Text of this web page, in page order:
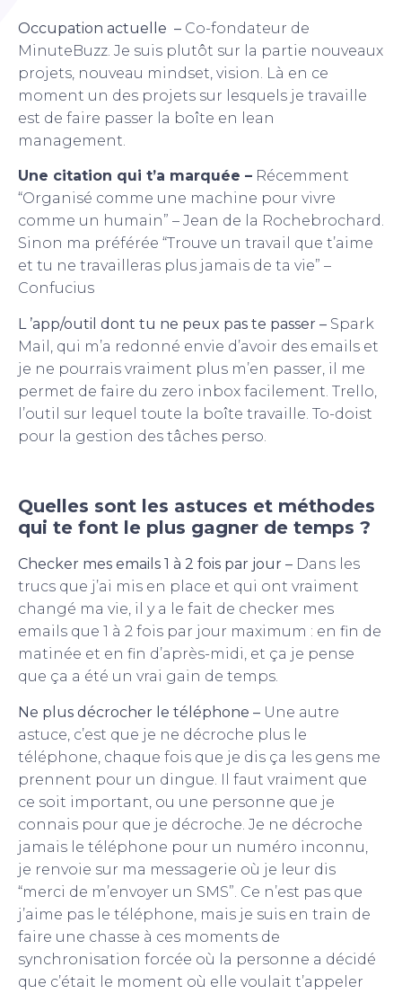
Occupation actuelle – Co-fondateur de
MinuteBuzz. Je suis plutôt sur la partie nouveaux
projets, nouveau mindset, vision. Là en ce
moment un des projets sur lesquels je travaille
est de faire passer la boîte en lean
management.
Une citation qui t’a marquée – Récemment
“Organisé comme une machine pour vivre
comme un humain” – Jean de la Rochebrochard.
Sinon ma préférée “Trouve un travail que t’aime
et tu ne travailleras plus jamais de ta vie” –
Confucius
L ’app/outil dont tu ne peux pas te passer – Spark
Mail, qui m’a redonné envie d’avoir des emails et
je ne pourrais vraiment plus m’en passer, il me
permet de faire du zero inbox facilement. Trello,
l’outil sur lequel toute la boîte travaille. To-doist
pour la gestion des tâches perso.
Quelles sont les astuces et méthodes
qui te font le plus gagner de temps ?
Checker mes emails 1 à 2 fois par jour – Dans les
trucs que j’ai mis en place et qui ont vraiment
changé ma vie, il y a le fait de checker mes
emails que 1 à 2 fois par jour maximum : en fin de
matinée et en fin d’après-midi, et ça je pense
que ça a été un vrai gain de temps.
Ne plus décrocher le téléphone – Une autre
astuce, c’est que je ne décroche plus le
téléphone, chaque fois que je dis ça les gens me
prennent pour un dingue. Il faut vraiment que
ce soit important, ou une personne que je
connais pour que je décroche. Je ne décroche
jamais le téléphone pour un numéro inconnu,
je renvoie sur ma messagerie où je leur dis
“merci de m’envoyer un SMS”. Ce n’est pas que
j’aime pas le téléphone, mais je suis en train de
faire une chasse à ces moments de
synchronisation forcée où la personne a décidé
que c’était le moment où elle voulait t’appeler